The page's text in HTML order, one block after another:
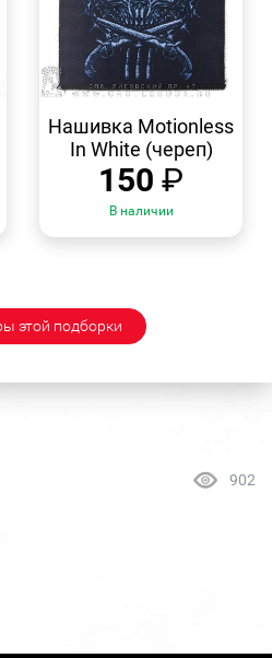
ПРОСМОТР
Нашивка Motionless
In White (череп)
150 ₽
В наличии
этой подборки
902